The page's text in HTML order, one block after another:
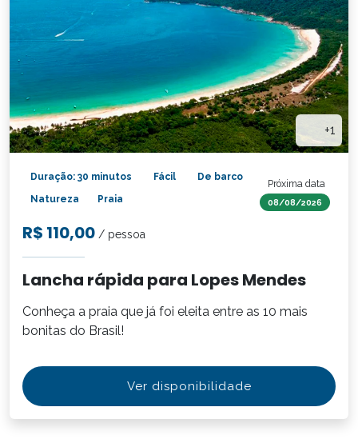
+1
Próxima data
08/08/2026
Duração: 30 minutos Fácil
De barco
Natureza
Praia
R$ 110,00 / pessoa
Lancha rápida para Lopes Mendes
Conheça a praia que já foi eleita entre as 10 mais
bonitas do Brasil!
Ver disponibilidade